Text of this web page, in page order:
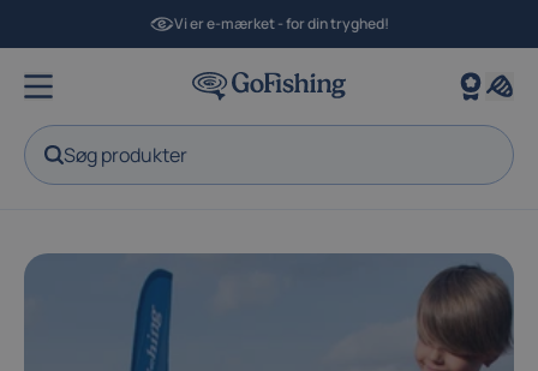
Vi er e-mærket - for din tryghed!
Søg produkter